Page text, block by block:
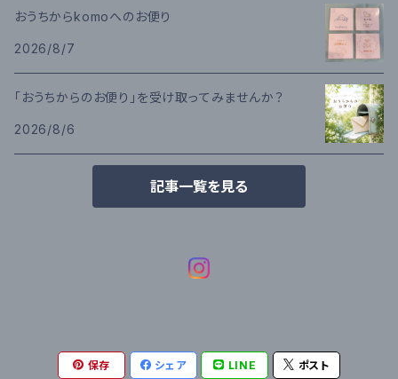
おうちからkomoへのお便り
2026/8/7
「おうちからのお便り」を受け取ってみませんか？
2026/8/6
記事一覧を見る
保存 シェア LINE ポスト